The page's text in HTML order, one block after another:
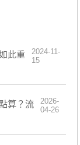
此重
2024-11-
15
算？流
2026-
04-26